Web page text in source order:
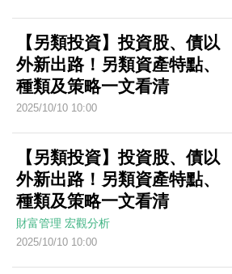
【另類投資】投資股、債以
外新出路！另類資產特點、
種類及策略一文看清
2025/10/10 10:00
【另類投資】投資股、債以
外新出路！另類資產特點、
種類及策略一文看清
財富管理 宏觀分析
2025/10/10 10:00